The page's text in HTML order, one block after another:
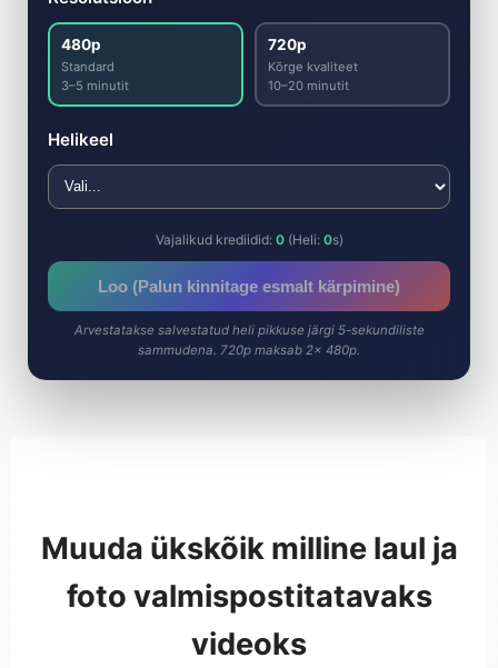
480p
Standard
3–5 minutit
720p
Kõrge kvaliteet
10–20 minutit
Helikeel
Vajalikud krediidid: 0(Heli: 0s)
Loo (Palun kinnitage esmalt kärpimine)
Arvestatakse salvestatud heli pikkuse järgi 5-sekundiliste
sammudena. 720p maksab 2× 480p.
Muuda ükskõik milline laul ja
foto valmispostitatavaks
videoks